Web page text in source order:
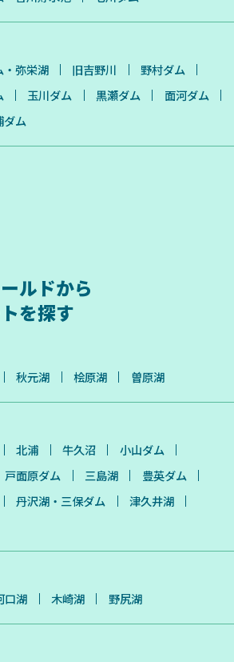
・弥栄湖 旧吉野川
野村ダム
玉川ダム 黒瀬ダム
面河ダム
ダム
ルドから
を探す
秋元湖 桧原湖 曽原湖
北浦 牛久沼
小山ダム
戸面原ダム 三島湖
豊英ダム
丹沢湖・三保ダム
津久井湖
口湖 木崎湖 野尻湖